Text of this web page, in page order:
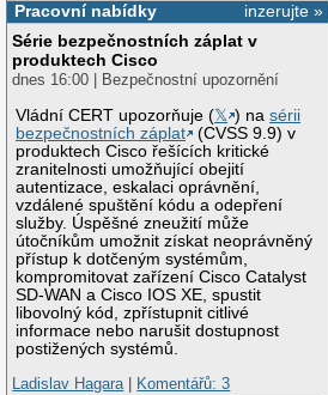
inzerujte »
Pracovní nabídky
Série bezpečnostních záplat v
produktech Cisco
dnes 16:00 | Bezpečnostní upozornění
Vládní CERT upozorňuje (𝕏 ) nasérii
bezpečnostních záplat
(CVSS 9.9) v
produktech Cisco řešících kritické
zranitelnosti umožňující obejití
autentizace, eskalaci oprávnění,
vzdálené spuštění kódu a odepření
služby. Úspěšné zneužití může
útočníkům umožnit získat neoprávněný
přístup k dotčeným systémům,
kompromitovat zařízení Cisco Catalyst
SD-WAN a Cisco IOS XE, spustit
libovolný kód, zpřístupnit citlivé
informace nebo narušit dostupnost
postižených systémů.
Ladislav Hagara| Komentářů: 3